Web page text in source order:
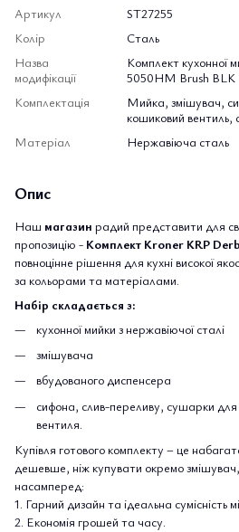
Артикул
ST27255
Колір
Сталь
Назва
модифікації
Комплект кухонної
5050HM Brush BLK
Комплектація
Мийка, змішувач,
кошиковий
Матеріал
Нержавіюча сталь
Опис
Наш магазин радий представити для
пропозицію - Комплект Kroner KRP
повноцінне рішення для кухні високої
за кольорами та матеріалами.
Набір складається з:
кухонної мийки з нержавіючої сталі
змішувача
вбудованого диспенсера
сифона, слив-переливу, cушарки
вентиля.
Купівля готового комплекту – це
дешевше, ніж купувати окремо
насамперед:
1. Гарний дизайн та ідеальна
2. Економія грошей та часу.